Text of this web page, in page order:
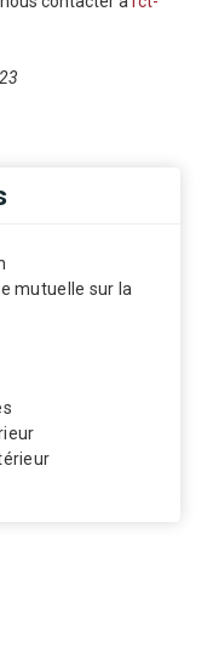
mutuelle sur la